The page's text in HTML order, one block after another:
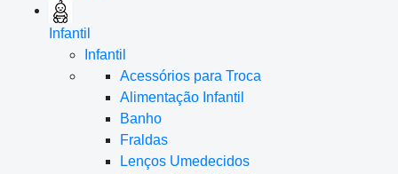
Infantil
Infantil
Acessórios para Troca
Alimentação Infantil
Banho
Fraldas
Lenços Umedecidos